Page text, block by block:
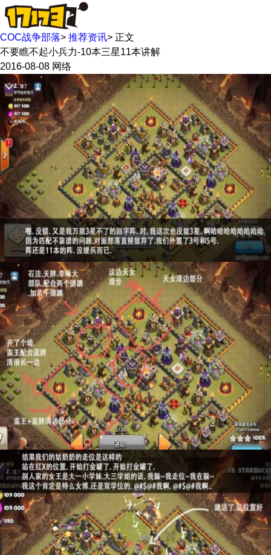
COC战争部落> 推荐资讯> 正文
不要瞧不起小兵力-10本三星11本讲解
2016-08-08 网络